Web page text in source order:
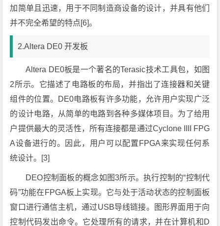
加简单且迅速，用于不同制造商设备的设计，并具有他们
并不完全希望的特点[6]。
2.Altera DE0 开发板
Altera DE0板是一个著名的Terasic技术工具包，如图
2所示。它描述了电路板的布局，并指出了连接器和关键
组件的位置。DE0电路板有许多功能，允许用户实现广泛
的设计电路，从简单的电路到各种多媒体项目。为了给用
户提供最大的灵活性，所有连接都是通过Cyclone IIII FPG
A设备进行的。因此，用户可以配置FPGA来实现任何系
统设计。[3]
DEO控制面板的概念如图3所示。执行控制的“控制代
码”功能在FPGA板上实现。它与处于活动状态的控制面板
窗口进行通信主机，通过USB导线链接。图形界面用于向
控制代码发出命令。它处理所有的请求，并在计算机和D